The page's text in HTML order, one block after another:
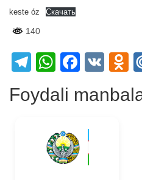
keste óz Скачать
140
Telegram VK
Foydali